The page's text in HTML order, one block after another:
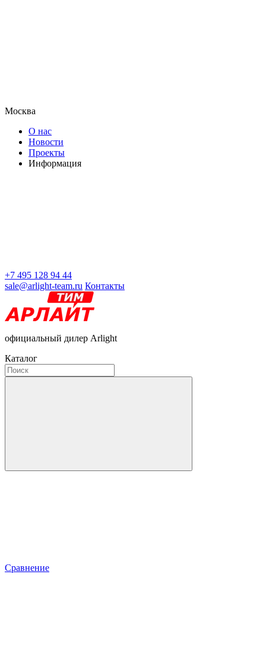
Москва
О нас
Новости
Проекты
Информация
+7 495 128 94 44
sale@arlight-team.ru Контакты
официальный дилер Arlight
Каталог
Сравнение